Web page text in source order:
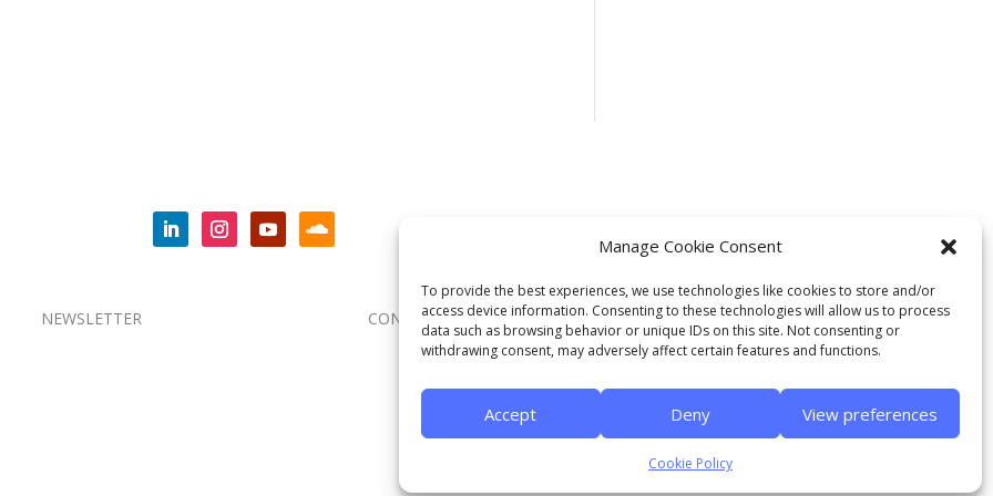
Manage Cookie Consent
To provide the best experiences, we use technologies like cookies to store and/or
access device information. Consenting to these technologies will allow us to process
data such as browsing behavior or unique IDs on this site. Not consenting or
withdrawing consent, may adversely affect certain features and functions.
Accept Deny View preferences
Cookie Policy
NEWSLETTER CONTACT
LEGAL
Legal notice